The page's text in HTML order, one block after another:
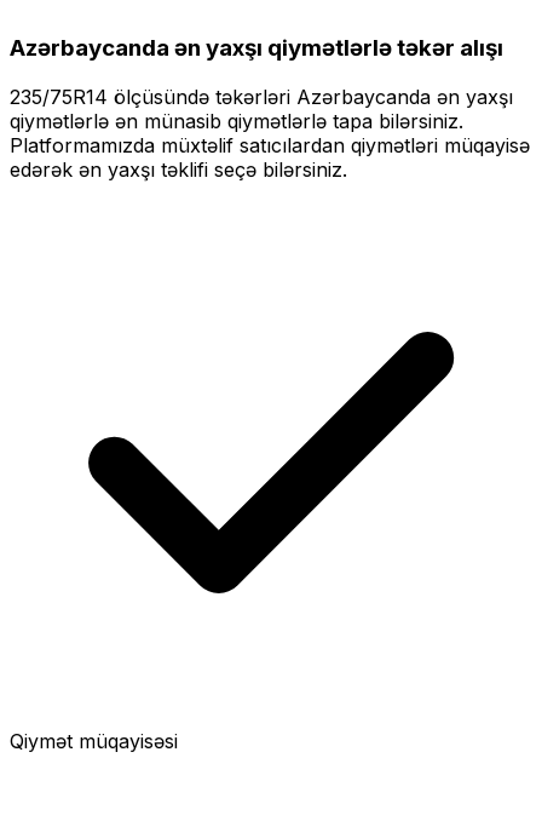
Azərbaycanda ən yaxşı qiymətlərlətəkər alışı
235/75R14 ölçüsündə təkərləri Azərbaycanda ən yaxşı
qiymətlərlə ən münasib qiymətlərlə tapa bilərsiniz.
Platformamızda müxtəlif satıcılardan qiymətləri müqayisə
edərək ən yaxşı təklifi seçə bilərsiniz.
Qiymət müqayisəsi